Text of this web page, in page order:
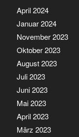
April 2024
Januar 2024
November 2023
Oktober 2023
August 2023
Juli 2023
Juni 2023
Mai 2023
April 2023
März 2023